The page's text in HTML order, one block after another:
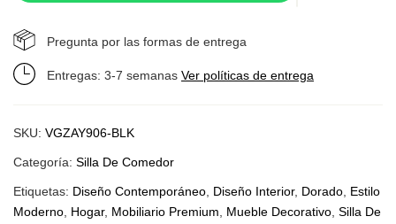
Pregunta por las formas de entrega
Entregas: 3-7 semanas Ver políticas de entrega
SKU: VGZAY906-BLK
Categoría: Silla De Comedor
Etiquetas: Diseño Contemporáneo Diseño Interior, Dorado Estilo
Moderno Hogar, Mobiliario Premium Mueble Decorativo Silla De